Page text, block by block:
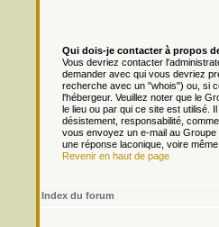
Qui dois-je contacter à propos
Vous devriez contacter
demander avec qui vous devriez
recherche avec un "whois") ou, si
l'hébergeur. Veuillez noter que le
le lieu ou par qui ce site est utilisé.
désistement, responsabilité,
vous envoyez un e-mail au
une réponse laconique, voire
Revenir en haut de page
Index du forum